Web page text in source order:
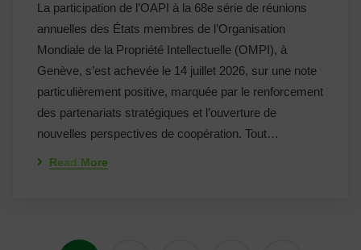
La participation de l’OAPI à la 68e série de réunions
annuelles des États membres de l’Organisation
Mondiale de la Propriété Intellectuelle (OMPI), à
Genève, s’est achevée le 14 juillet 2026, sur une note
particulièrement positive, marquée par le renforcement
des partenariats stratégiques et l’ouverture de
nouvelles perspectives de coopération. Tout…
Read More